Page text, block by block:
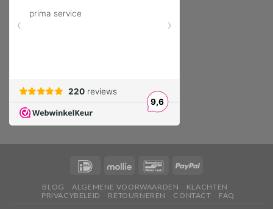
BLOG ALGEMENE VOORWAARDEN
KLACHTEN
PRIVACYBELEID
RETOURNEREN CONTACT FAQ